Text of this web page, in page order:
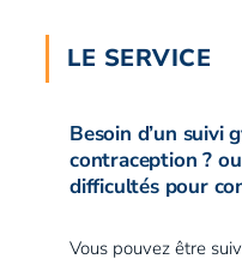
LE SERVICE
Besoin d’un suivi
contraception ?
difficultés pour
Vous pouvez être